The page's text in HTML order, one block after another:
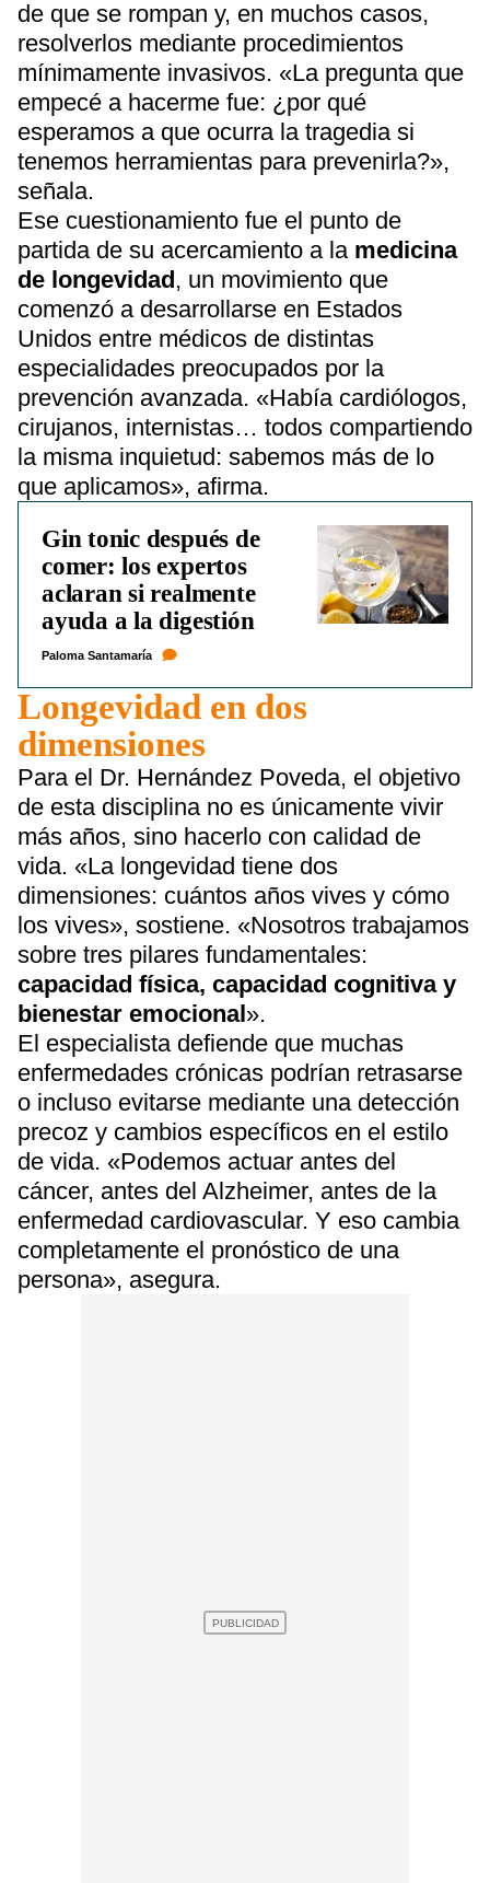
de que se rompan y, en muchos casos,
resolverlos mediante procedimientos
mínimamente invasivos. «La pregunta que
empecé a hacerme fue: ¿por qué
esperamos a que ocurra la tragedia si
tenemos herramientas para prevenirla?»,
señala.
Ese cuestionamiento fue el punto de
partida de su acercamiento a lamedicina
de longevidad, un movimiento que
comenzó a desarrollarse en Estados
Unidos entre médicos de distintas
especialidades preocupados por la
prevención avanzada. «Había cardiólogos,
cirujanos, internistas… todos compartiendo
la misma inquietud: sabemos más de lo
que aplicamos», afirma.
Gin tonic después de
comer: los expertos
aclaran si realmente
ayuda a la digestión
Paloma Santamaría
Longevidad en dos
dimensiones
Para el Dr. Hernández Poveda, el objetivo
de esta disciplina no es únicamente vivir
más años, sino hacerlo con calidad de
vida. «La longevidad tiene dos
dimensiones: cuántos años vives y cómo
los vives», sostiene. «Nosotros trabajamos
sobre tres pilares fundamentales:
capacidad física, capacidad cognitiva y
bienestar emocional».
El especialista defiende que muchas
enfermedades crónicas podrían retrasarse
o incluso evitarse mediante una detección
precoz y cambios específicos en el estilo
de vida. «Podemos actuar antes del
cáncer, antes del Alzheimer, antes de la
enfermedad cardiovascular. Y eso cambia
completamente el pronóstico de una
persona», asegura.